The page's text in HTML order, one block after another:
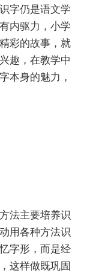
字仍是语文学
内驱力，小学
彩的故事，就
趣，在教学中
本身的魅力，
法主要培养识
用各种方法识
字形，而是经
这样做既巩固